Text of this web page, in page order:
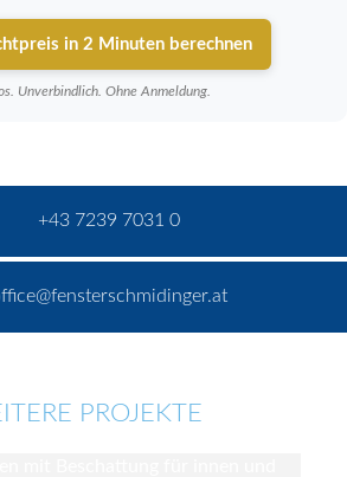
in 2 Minuten berechnen
Unverbindlich. Ohne Anmeldung.
+43 7239 7031 0
PROJEKTE